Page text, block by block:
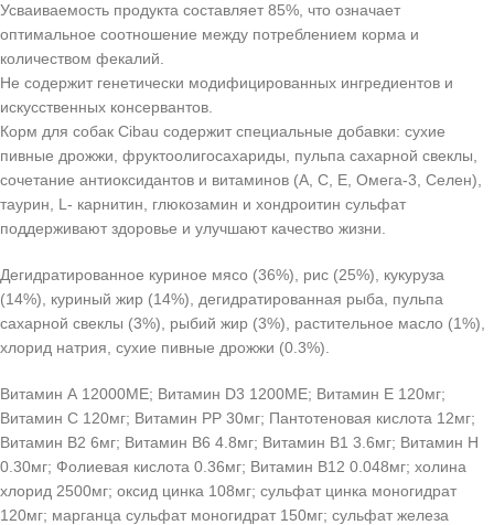
Усваиваемость продукта составляет 85%, что означает
оптимальное соотношение между потреблением корма и
количеством фекалий.
Не содержит генетически модифицированных ингредиентов и
искусственных консервантов.
Корм для собак Cibau содержит специальные добавки: сухие
пивные дрожжи, фруктоолигосахариды, пульпа сахарной свеклы,
сочетание антиоксидантов и витаминов (А, С, Е, Омега-3, Селен),
таурин, L- карнитин, глюкозамин и хондроитин сульфат
поддерживают здоровье и улучшают качество жизни.
Дегидратированное куриное мясо (36%), рис (25%), кукуруза
(14%), куриный жир (14%), дегидратированная рыба, пульпа
сахарной свеклы (3%), рыбий жир (3%), растительное масло (1%),
хлорид натрия, сухие пивные дрожжи (0.3%).
Витамин А 12000МЕ; Витамин D3 1200МЕ; Витамин Е 120мг;
Витамин С 120мг; Витамин PP 30мг; Пантотеновая кислота 12мг;
Витамин В2 6мг; Витамин В6 4.8мг; Витамин В1 3.6мг; Витамин Н
0.30мг; Фолиевая кислота 0.36мг; Витамин В12 0.048мг; холина
хлорид 2500мг; оксид цинка 108мг; сульфат цинка моногидрат
120мг; марганца сульфат моногидрат 150мг; сульфат железа